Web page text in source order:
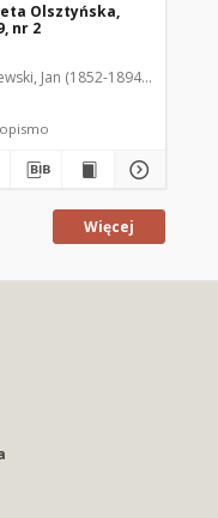
Olsztyńska,
nr 2
Jan (1852-1894). Red.
Więcej